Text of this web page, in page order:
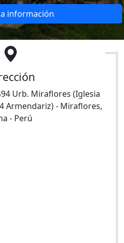
información
Urb. Miraflores (Iglesia
Armendariz)- Miraflores,
- Perú